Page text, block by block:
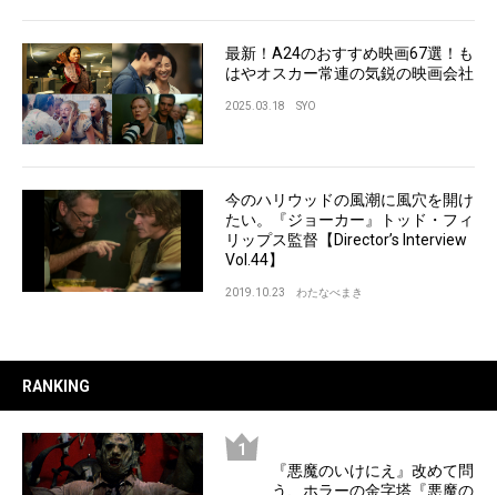
最新！A24のおすすめ映画67選！も
はやオスカー常連の気鋭の映画会社
2025.03.18 SYO
今のハリウッドの風潮に風穴を開け
たい。『ジョーカー』トッド・フィ
リップス監督【Director’s Interview
Vol.44】
2019.10.23 わたなべまき
RANKING
『悪魔のいけにえ』改めて問
う、ホラーの金字塔『悪魔の